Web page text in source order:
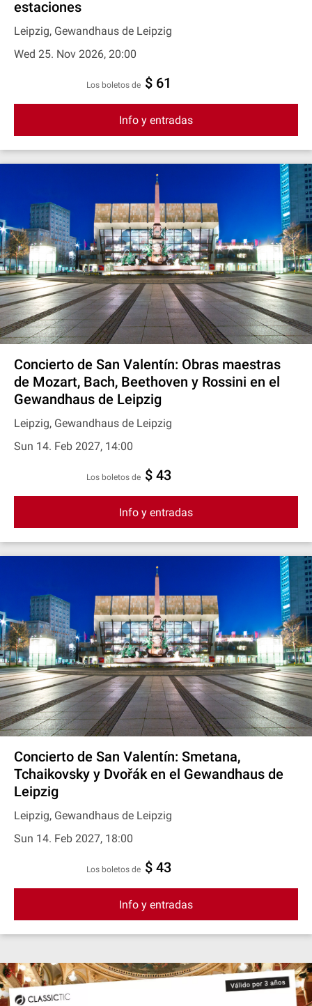
estaciones
Leipzig, Gewandhaus de Leipzig
Wed 25. Nov 2026, 20:00
Los boletos de $ 61
Info y entradas
Concierto de San Valentín: Obras maestras
de Mozart, Bach, Beethoven y Rossini en el
Gewandhaus de Leipzig
Leipzig, Gewandhaus de Leipzig
Sun 14. Feb 2027, 14:00
Los boletos de $ 43
Info y entradas
Concierto de San Valentín: Smetana,
Tchaikovsky y Dvořák en el Gewandhaus de
Leipzig
Leipzig, Gewandhaus de Leipzig
Sun 14. Feb 2027, 18:00
Los boletos de $ 43
Info y entradas